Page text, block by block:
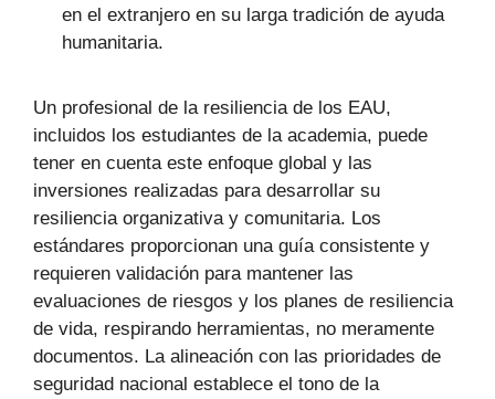
en el extranjero en su larga tradición de ayuda
humanitaria.
Un profesional de la resiliencia de los EAU,
incluidos los estudiantes de la academia, puede
tener en cuenta este enfoque global y las
inversiones realizadas para desarrollar su
resiliencia organizativa y comunitaria. Los
estándares proporcionan una guía consistente y
requieren validación para mantener las
evaluaciones de riesgos y los planes de resiliencia
de vida, respirando herramientas, no meramente
documentos. La alineación con las prioridades de
seguridad nacional establece el tono de la